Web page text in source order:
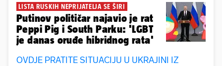
LISTA RUSKIH NEPRIJATELJA SE ŠIRI
Putinov političar najavio je rat
Peppi Pig i South Parku: 'LGBT
je danas oruđe hibridnog rata'
OVDJE PRATITE SITUACIJU U UKRAJINI IZ